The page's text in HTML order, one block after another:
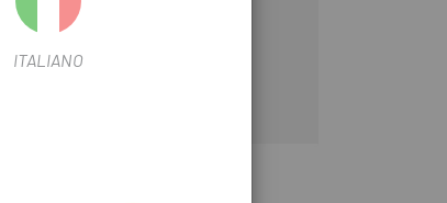
ITALIANO